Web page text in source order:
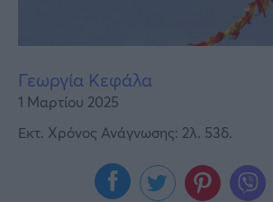
Γεωργία Κεφάλα
1 Μαρτίου 2025
Εκτ. Χρόνος Ανάγνωσης: 2λ. 53δ.